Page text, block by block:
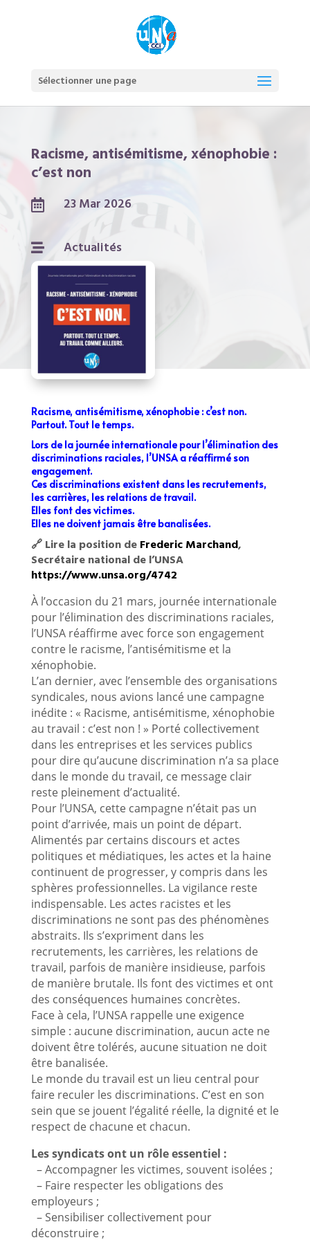
Sélectionner une page
Racisme, antisémitisme, xénophobie :
c’est non
 23 Mar 2026
 Actualités
Racisme, antisémitisme, xénophobie : c’est non.
Partout. Tout le temps.
Lors de la journée internationale pour l’élimination des
discriminations raciales, l’UNSA a réaffirmé son
engagement.
Ces discriminations existent dans les recrutements,
les carrières, les relations de travail.
Elles font des victimes.
Elles ne doivent jamais être banalisées.
🔗 Lire la position deFrederic Marchand,
Secrétaire national de l’UNSA
https://www.unsa.org/4742
À l’occasion du 21 mars, journée internationale
pour l’élimination des discriminations raciales,
l’UNSA réaffirme avec force son engagement
contre le racisme, l’antisémitisme et la
xénophobie.
L’an dernier, avec l’ensemble des organisations
syndicales, nous avions lancé une campagne
inédite : « Racisme, antisémitisme, xénophobie
au travail : c’est non ! » Porté collectivement
dans les entreprises et les services publics
pour dire qu’aucune discrimination n’a sa place
dans le monde du travail, ce message clair
reste pleinement d’actualité.
Pour l’UNSA, cette campagne n’était pas un
point d’arrivée, mais un point de départ.
Alimentés par certains discours et actes
politiques et médiatiques, les actes et la haine
continuent de progresser, y compris dans les
sphères professionnelles. La vigilance reste
indispensable. Les actes racistes et les
discriminations ne sont pas des phénomènes
abstraits. Ils s’expriment dans les
recrutements, les carrières, les relations de
travail, parfois de manière insidieuse, parfois
de manière brutale. Ils font des victimes et ont
des conséquences humaines concrètes.
Face à cela, l’UNSA rappelle une exigence
simple : aucune discrimination, aucun acte ne
doivent être tolérés, aucune situation ne doit
être banalisée.
Le monde du travail est un lieu central pour
faire reculer les discriminations. C’est en son
sein que se jouent l’égalité réelle, la dignité et le
respect de chacune et chacun.
Les syndicats ont un rôle essentiel :
– Accompagner les victimes, souvent isolées ;
– Faire respecter les obligations des
employeurs ;
– Sensibiliser collectivement pour
déconstruire ;